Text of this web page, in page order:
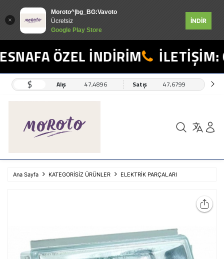
Moroto^|bg_BG:Vavoto
Ücretsiz
Google Play Store
İNDİR
ÖZEL İNDİRİM İLETİŞİM:
$ Alış 47,4896 Satış 47,6799
Ana Sayfa KATEGORİSİZ ÜRÜNLER ELEKTRİK PARÇALARI